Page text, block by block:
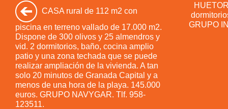
CASA rural de 112 m2 con
piscina en terreno vallado de 17.000 m2.
Dispone de 300 olivos y 25 almendros y
vid. 2 dormitorios, baño, cocina amplio
patio y una zona techada que se puede
realizar ampliación de la vivienda. A tan
solo 20 minutos de Granada Capital y a
menos de una hora de la playa. 145.000
euros. GRUPO NAVYGAR. Tlf. 958-
123511.
GRUPO